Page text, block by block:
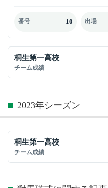
番号 10 出場
桐生第一高校
チーム成績
2023年シーズン
桐生第一高校
チーム成績